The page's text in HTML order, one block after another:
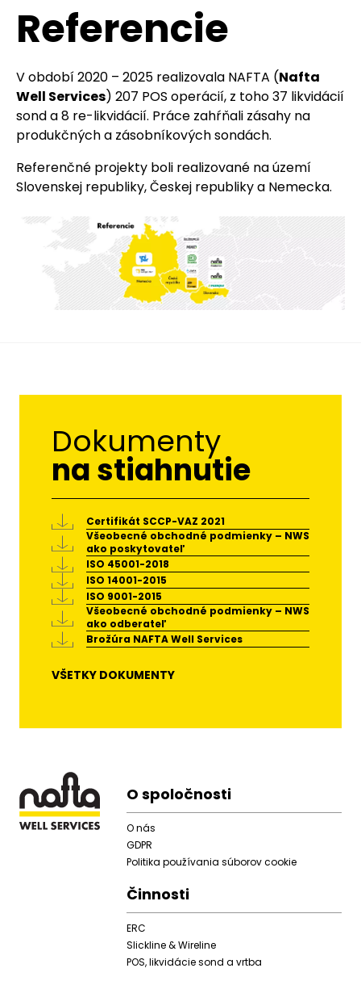
Referencie
Paragraph
Text
V období 2020 – 2025 realizovala NAFTA (Nafta
Well Services) 207 POS operácií, z toho 37 likvidácií
sond a 8 re-likvidácií. Práce zahŕňali zásahy na
produkčných a zásobníkových sondách.
Referenčné projekty boli realizované na území
Slovenskej republiky, Českej republiky a Nemecka.
Image
Image
Footer
O spoločnosti
O nás
GDPR
Politika používania súborov cookie
Činnosti
ERC
Slickline & Wireline
POS, likvidácie sond a vrtba
Dokumenty
na stiahnutie
Certifikát SCCP-VAZ 2021
Všeobecné obchodné podmienky – NWS
ako poskytovateľ
ISO 45001-2018
ISO 14001-2015
ISO 9001-2015
Všeobecné obchodné podmienky – NWS
ako odberateľ
Brožúra NAFTA Well Services
VŠETKY DOKUMENTY